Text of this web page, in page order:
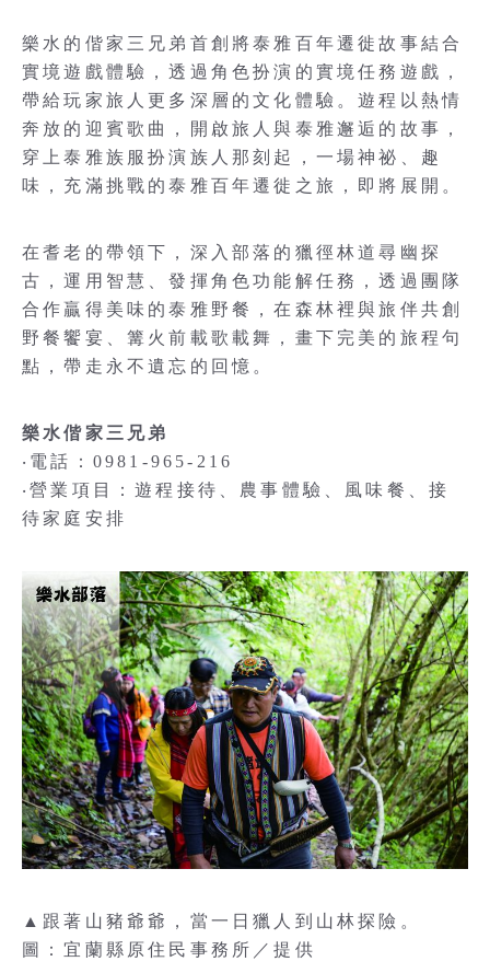
樂水的偕家三兄弟首創將泰雅百年遷徙故事結合
實境遊戲體驗，透過角色扮演的實境任務遊戲，
帶給玩家旅人更多深層的文化體驗。遊程以熱情
奔放的迎賓歌曲，開啟旅人與泰雅邂逅的故事，
穿上泰雅族服扮演族人那刻起，一場神祕、趣
味，充滿挑戰的泰雅百年遷徙之旅，即將展開。
在耆老的帶領下，深入部落的獵徑林道尋幽探
古，運用智慧、發揮角色功能解任務，透過團隊
合作贏得美味的泰雅野餐，在森林裡與旅伴共創
野餐饗宴、篝火前載歌載舞，畫下完美的旅程句
點，帶走永不遺忘的回憶。
樂水偕家三兄弟
‧電話：0981-965-216
‧營業項目：遊程接待、農事體驗、風味餐、接
待家庭安排
▲跟著山豬爺爺，當一日獵人到山林探險。
圖：宜蘭縣原住民事務所／提供